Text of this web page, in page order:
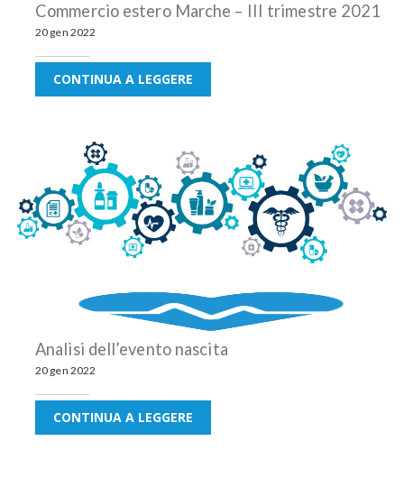
Commercio estero Marche – III trimestre 2021
20 gen 2022
CONTINUA A LEGGERE
Analisi dell’evento nascita
20 gen 2022
CONTINUA A LEGGERE